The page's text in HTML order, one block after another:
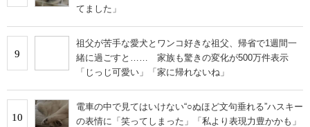
てました」
9
祖父が苦手な愛犬とワンコ好きな祖父、帰省で1週間一
緒に過ごすと…… 家族も驚きの変化が500万件表示
「じっじ可愛い」「家に帰れないね」
10
電車の中で見てはいけない“○ぬほど文句垂れる”ハスキー
の表情に「笑ってしまった」「私より表現力豊かかも」